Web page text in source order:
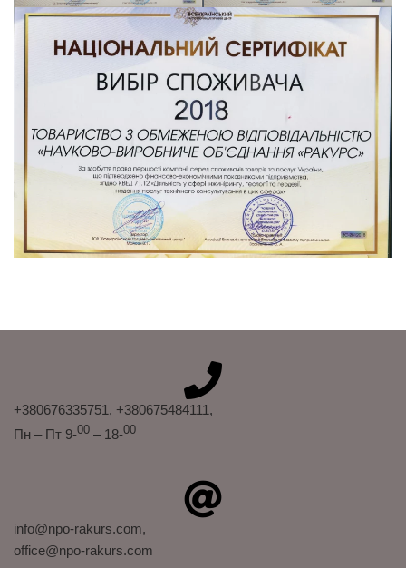
+380676335751 , +380675484111 ,
Пн – Пт 9-00 – 18-00
info@npo-rakurs.com,
office@npo-rakurs.com